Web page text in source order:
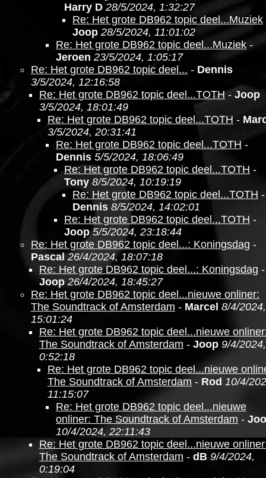
Harry D 28/5/2024, 1:32:27
Re: Het grote DB962 topic deel...Muziek
Joop 28/5/2024, 11:01:02
Re: Het grote DB962 topic deel...Muziek -
Jeroen 23/5/2024, 1:05:17
Re: Het grote DB962 topic deel... - Dennis
3/5/2024, 12:16:58
Re: Het grote DB962 topic deel...TOTH- Joop
3/5/2024, 18:01:49
Re: Het grote DB962 topic deel...TOTH -
3/5/2024, 20:31:41
Re: Het grote DB962 topic deel...TOTH -
Dennis 5/5/2024, 18:06:49
Re: Het grote DB962 topic deel...TOTH -
Tony 8/5/2024, 10:19:19
Re: Het grote DB962 topic deel...TOTH -
Dennis 8/5/2024, 14:02:01
Re: Het grote DB962 topic deel...TOTH -
Joop 5/5/2024, 23:18:44
Re: Het grote DB962 topic deel...: Koningsdag -
Pascal 26/4/2024, 18:07:18
Re: Het grote DB962 topic deel...: Koningsdag -
Joop 26/4/2024, 18:45:27
Re: Het grote DB962 topic deel...nieuwe onliner:
The Soundtrack of Amsterdam - Marcel 8/4/2024,
15:01:24
Re: Het grote DB962 topic deel...nieuwe
The Soundtrack of Amsterdam - Joop 9/4/2024,
0:52:18
Re: Het grote DB962 topic deel...nieuwe
The Soundtrack of Amsterdam - Rod 10/4/
11:15:07
Re: Het grote DB962 topic deel...nieuwe
onliner: The Soundtrack of Amsterdam -
10/4/2024, 22:11:43
Re: Het grote DB962 topic deel...nieuwe
The Soundtrack of Amsterdam - dB 9/4/2024,
0:19:04